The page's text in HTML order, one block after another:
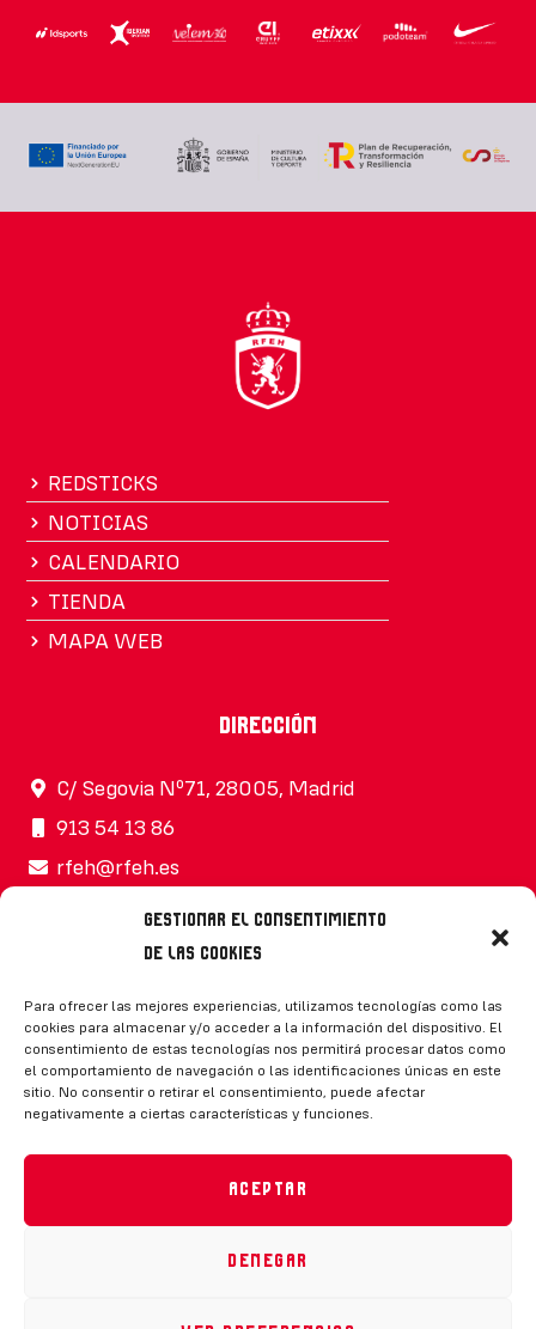
Gestionar el consentimiento
de las cookies
Para ofrecer las mejores experiencias, utilizamos tecnologías como las
cookies para almacenar y/o acceder a la información del dispositivo. El
consentimiento de estas tecnologías nos permitirá procesar datos como
el comportamiento de navegación o las identificaciones únicas en este
sitio. No consentir o retirar el consentimiento, puede afectar
negativamente a ciertas características y funciones.
Aceptar
Denegar
REDSTICKS
NOTICIAS
CALENDARIO
TIENDA
MAPA WEB
Dirección
C/ Segovia Nº71, 28005, Madrid
913 54 13 86
rfeh@rfeh.es
Síguenos